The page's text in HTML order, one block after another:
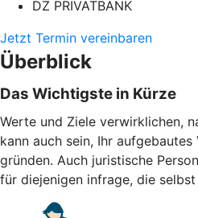
DZ PRIVATBANK
Jetzt Termin vereinbaren
Überblick
Das Wichtigste in Kürze
Werte und Ziele verwirklichen,
kann auch sein, Ihr
gründen. Auch juristische
für diejenigen infrage, die